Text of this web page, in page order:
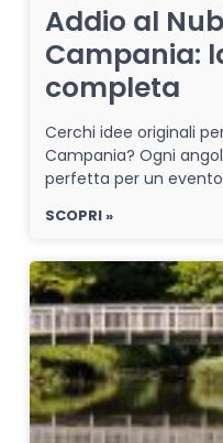
Addio al
Campania:
completa
Cerchi idee originali
Campania? Ogni
perfetta per un
SCOPRI »